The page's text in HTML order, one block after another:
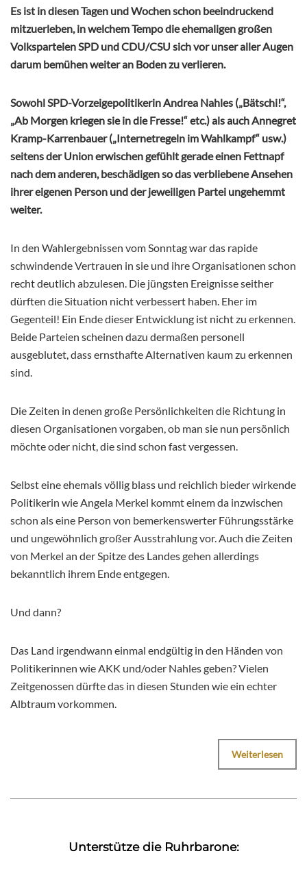
Es ist in diesen Tagen und Wochen schon beeindruckend
mitzuerleben, in welchem Tempo die ehemaligen großen
Volksparteien SPD und CDU/CSU sich vor unser aller Augen
darum bemühen weiter an Boden zu verlieren.
Sowohl SPD-Vorzeigepolitikerin Andrea Nahles („Bätschi!“,
„Ab Morgen kriegen sie in die Fresse!“ etc.) als auch Annegret
Kramp-Karrenbauer („Internetregeln im Wahlkampf“ usw.)
seitens der Union erwischen gefühlt gerade einen Fettnapf
nach dem anderen, beschädigen so das verbliebene Ansehen
ihrer eigenen Person und der jeweiligen Partei ungehemmt
weiter.
In den Wahlergebnissen vom Sonntag war das rapide
schwindende Vertrauen in sie und ihre Organisationen schon
recht deutlich abzulesen. Die jüngsten Ereignisse seither
dürften die Situation nicht verbessert haben. Eher im
Gegenteil! Ein Ende dieser Entwicklung ist nicht zu erkennen.
Beide Parteien scheinen dazu dermaßen personell
ausgeblutet, dass ernsthafte Alternativen kaum zu erkennen
sind.
Die Zeiten in denen große Persönlichkeiten die Richtung in
diesen Organisationen vorgaben, ob man sie nun persönlich
möchte oder nicht, die sind schon fast vergessen.
Selbst eine ehemals völlig blass und reichlich bieder wirkende
Politikerin wie Angela Merkel kommt einem da inzwischen
schon als eine Person von bemerkenswerter Führungsstärke
und ungewöhnlich großer Ausstrahlung vor. Auch die Zeiten
von Merkel an der Spitze des Landes gehen allerdings
bekanntlich ihrem Ende entgegen.
Und dann?
Das Land irgendwann einmal endgültig in den Händen von
Politikerinnen wie AKK und/oder Nahles geben? Vielen
Zeitgenossen dürfte das in diesen Stunden wie ein echter
Albtraum vorkommen.
Weiterlesen
Unterstütze die Ruhrbarone: